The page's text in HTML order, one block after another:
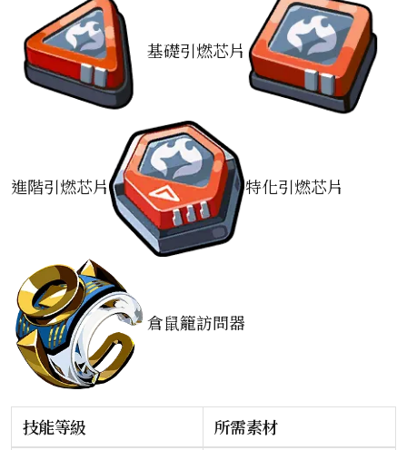
基礎引燃芯片
進階引燃芯片 特化引燃芯片
倉鼠籠訪問器
技能等級
所需素材